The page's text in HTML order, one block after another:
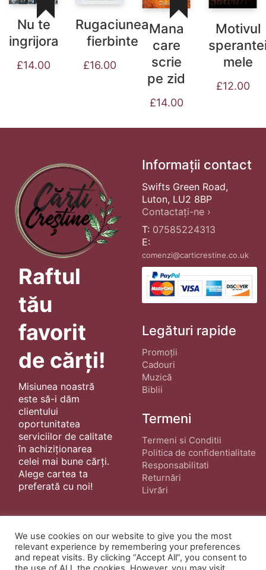
Nu te
ingrijora
£14.00
Rugaciunea
fierbinte
£16.00
Mana
care
scrie
pe zid
£14.00
Motivul
mele
£12.00
Raftul
tău
favorit
de cărți!
Misiunea noastră
este să-i dăm
clientului
oportunitatea
serviciilor de calitate
în achiziționarea
celei mai bune cărți.
Alege cartea ta
preferată cu noi!
Informații contact
Swifts Green Road,
Luton, LU2 8BP
Contactați-ne ›
T: 07585224313
E:
comenzi@carticrestine.co.uk
Legături rapide
Promoții
Cadouri
Muzică
Biblii
Termeni
Termeni si Conditii
Politica de confidentialitate
Responsabilitati
Returnări
Livrări
We use cookies on our website to give you the most
relevant experience by remembering your preferences
and repeat visits. By clicking “Accept All”, you consent to